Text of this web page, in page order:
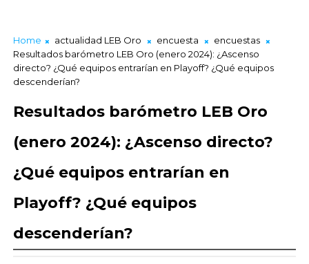
Home actualidad LEB Oro encuesta
encuestas
Resultados barómetro LEB Oro (enero 2024): ¿Ascenso
directo? ¿Qué equipos entrarían en Playoff? ¿Qué equipos
descenderían?
Resultados barómetro LEB Oro
(enero 2024): ¿Ascenso directo?
¿Qué equipos entrarían en
Playoff? ¿Qué equipos
descenderían?